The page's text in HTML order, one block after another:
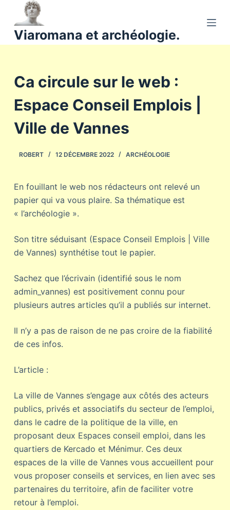
a
n
u
Viaromana et archéologie.
Ca circule sur le web :
Espace Conseil Emplois |
Ville de Vannes
ROBERT 12 DÉCEMBRE 2022 ARCHÉOLOGIE
En fouillant le web nos rédacteurs ont relevé un
papier qui va vous plaire. Sa thématique est
« l’archéologie ».
Son titre séduisant (Espace Conseil Emplois | Ville
de Vannes) synthétise tout le papier.
Sachez que l’écrivain (identifié sous le nom
admin_vannes) est positivement connu pour
plusieurs autres articles qu’il a publiés sur internet.
Il n’y a pas de raison de ne pas croire de la fiabilité
de ces infos.
L’article :
La ville de Vannes s’engage aux côtés des acteurs
publics, privés et associatifs du secteur de l’emploi,
dans le cadre de la politique de la ville, en
proposant deux Espaces conseil emploi, dans les
quartiers de Kercado et Ménimur. Ces deux
espaces de la ville de Vannes vous accueillent pour
vous proposer conseils et services, en lien avec ses
partenaires du territoire, afin de faciliter votre
retour à l’emploi.